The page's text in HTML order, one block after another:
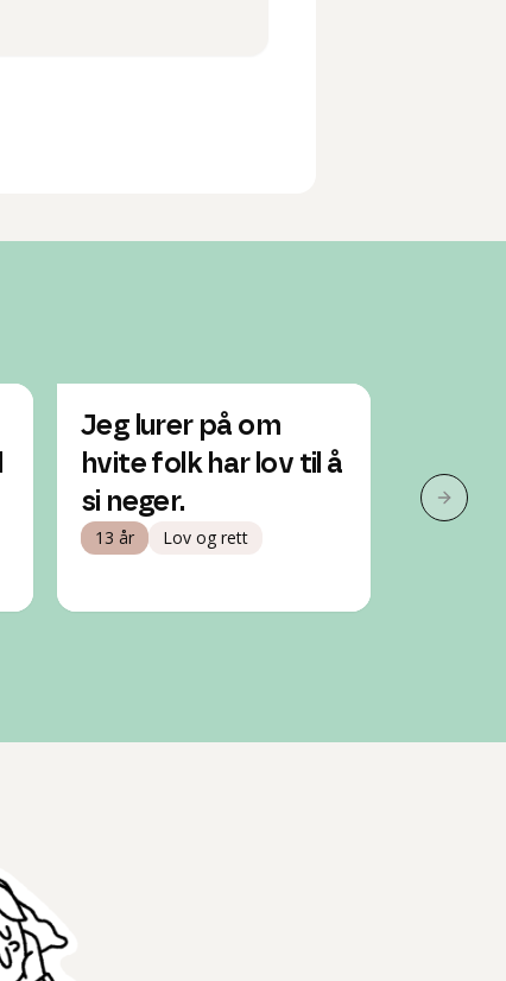
Jeg lurer på om
hvite folk har lov til å
si neger.
13 år Lov og rett
Gutt, 14
Neste